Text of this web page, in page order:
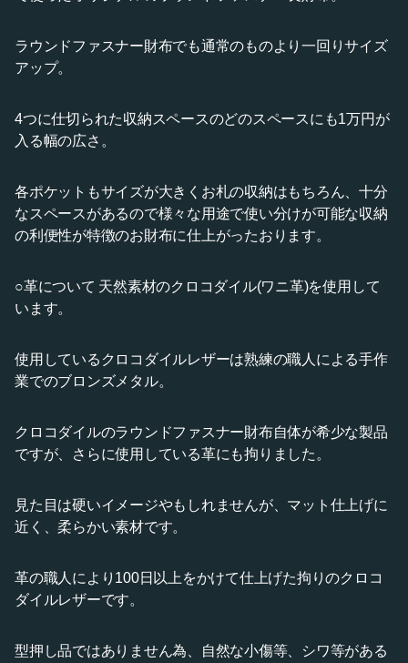
ラウンドファスナー財布でも通常のものより一回りサイズ
アップ。
4つに仕切られた収納スペースのどのスペースにも1万円が
入る幅の広さ。
各ポケットもサイズが大きくお札の収納はもちろん、十分
なスペースがあるので様々な用途で使い分けが可能な収納
の利便性が特徴のお財布に仕上がったおります。
○革について 天然素材のクロコダイル(ワニ革)を使用して
います。
使用しているクロコダイルレザーは熟練の職人による手作
業でのブロンズメタル。
クロコダイルのラウンドファスナー財布自体が希少な製品
ですが、さらに使用している革にも拘りました。
見た目は硬いイメージやもしれませんが、マット仕上げに
近く、柔らかい素材です。
革の職人により100日以上をかけて仕上げた拘りのクロコ
ダイルレザーです。
型押し品ではありません為、自然な小傷等、シワ等がある